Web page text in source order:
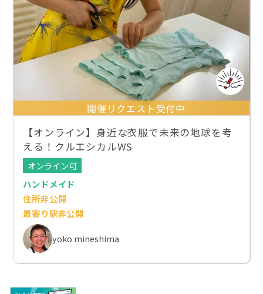
開催リクエスト受付中
【オンライン】身近な衣服で未来の地球を考
える！クルエシカルWS
オンライン可
ハンドメイド
住所非公開
最寄り駅非公開
yoko mineshima